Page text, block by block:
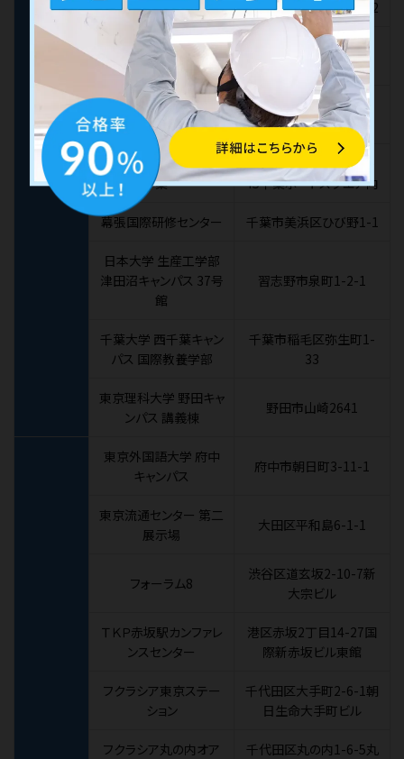
千葉県
千葉情報経理専門学校 千葉市中央区新宿2-5-2
千葉商科大学 3号館、4
号館
市川市国府台1-3-1
千葉工業大学 新習志
野キャンパス 7号館
習志野市芝園2-1-1
ＴＫＰガーデンシティ千
葉
千葉市中央区問屋町1-
45千葉ポートスクエア内
幕張国際研修センター 千葉市美浜区ひび野1-1
日本大学 生産工学部
津田沼キャンパス 37号
館
習志野市泉町1-2-1
千葉大学 西千葉キャン
パス 国際教養学部
千葉市稲毛区弥生町1-
33
東京理科大学 野田キャ
ンパス 講義棟
野田市山崎2641
東京外国語大学 府中
キャンパス
府中市朝日町3-11-1
東京流通センター 第二
展示場
大田区平和島6-1-1
フォーラム8
渋谷区道玄坂2-10-7新
大宗ビル
ＴＫＰ赤坂駅カンファレ
ンスセンター
港区赤坂2丁目14-27国
際新赤坂ビル東館
フクラシア東京ステー
ション
千代田区大手町2-6-1朝
日生命大手町ビル
フクラシア丸の内オア
千代田区丸の内1-6-5丸